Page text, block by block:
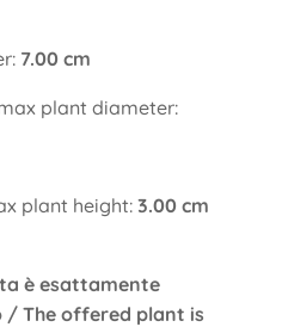
7.00 cm
plant diameter:
plant height:3.00 cm
è esattamente
The offered plant is